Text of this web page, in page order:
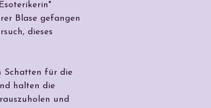
Blase gefangen
dieses
Schatten für die
halten die
und